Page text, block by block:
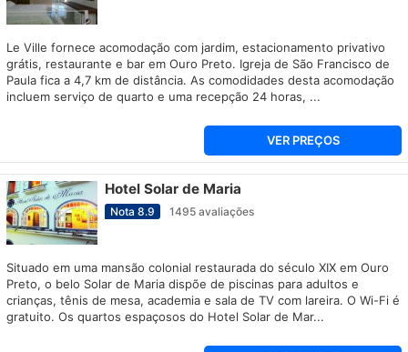
Le Ville fornece acomodação com jardim, estacionamento privativo
grátis, restaurante e bar em Ouro Preto. Igreja de São Francisco de
Paula fica a 4,7 km de distância. As comodidades desta acomodação
incluem serviço de quarto e uma recepção 24 horas, ...
VER PREÇOS
Hotel Solar de Maria
Nota 8.9 1495 avaliações
Situado em uma mansão colonial restaurada do século XIX em Ouro
Preto, o belo Solar de Maria dispõe de piscinas para adultos e
crianças, tênis de mesa, academia e sala de TV com lareira. O Wi-Fi é
gratuito. Os quartos espaçosos do Hotel Solar de Mar...